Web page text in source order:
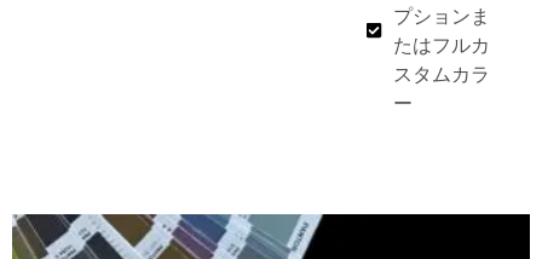
プションま
たはフルカ
スタムカラ
ー